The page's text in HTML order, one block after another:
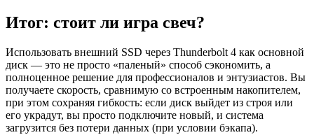
Итог: стоит ли игра свеч?
Использовать внешний SSD через Thunderbolt 4 как основной
диск — это не просто «паленый» способ сэкономить, а
полноценное решение для профессионалов и энтузиастов. Вы
получаете скорость, сравнимую со встроенным накопителем,
при этом сохраняя гибкость: если диск выйдет из строя или
его украдут, вы просто подключите новый, и система
загрузится без потери данных (при условии бэкапа).